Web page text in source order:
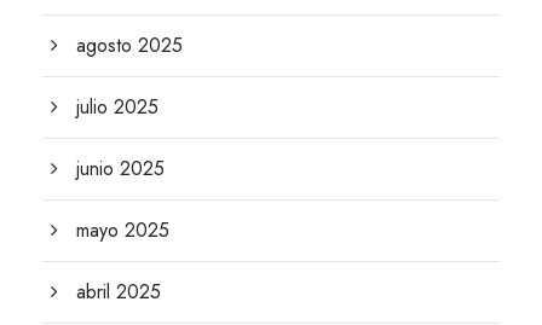
agosto 2025
julio 2025
junio 2025
mayo 2025
abril 2025